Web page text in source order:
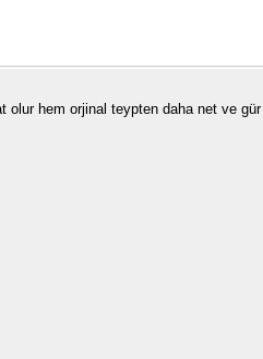
olur hem orjinal teypten daha net ve gür